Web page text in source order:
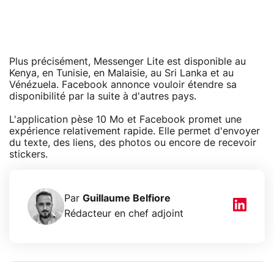
Plus précisément, Messenger Lite est disponible au
Kenya, en Tunisie, en Malaisie, au Sri Lanka et au
Vénézuela. Facebook annonce vouloir étendre sa
disponibilité par la suite à d'autres pays.
L'application pèse 10 Mo et Facebook promet une
expérience relativement rapide. Elle permet d'envoyer
du texte, des liens, des photos ou encore de recevoir
stickers.
Par Guillaume Belfiore
Rédacteur en chef adjoint